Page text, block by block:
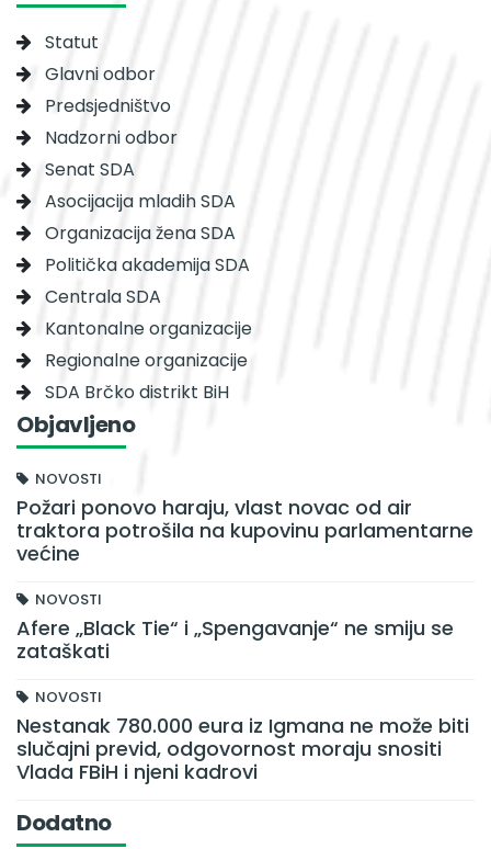
Statut
Glavni odbor
Predsjedništvo
Nadzorni odbor
Senat SDA
Asocijacija mladih SDA
Organizacija žena SDA
Politička akademija SDA
Centrala SDA
Kantonalne organizacije
Regionalne organizacije
SDA Brčko distrikt BiH
Objavljeno
NOVOSTI
Požari ponovo haraju, vlast novac od air
traktora potrošila na kupovinu parlamentarne
većine
NOVOSTI
Afere „Black Tie“ i „Spengavanje“ ne smiju se
zataškati
NOVOSTI
Nestanak 780.000 eura iz Igmana ne može biti
slučajni previd, odgovornost moraju snositi
Vlada FBiH i njeni kadrovi
Dodatno